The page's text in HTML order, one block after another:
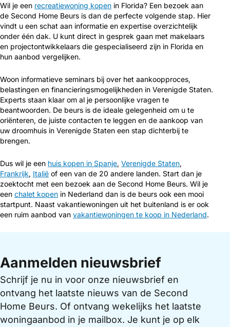
Wil je een recreatiewoning kopen in Florida? Een bezoek aan
de Second Home Beurs is dan de perfecte volgende stap. Hier
vindt u een schat aan informatie en expertise overzichtelijk
onder één dak. U kunt direct in gesprek gaan met makelaars
en projectontwikkelaars die gespecialiseerd zijn in Florida en
hun aanbod vergelijken.
Woon informatieve seminars bij over het aankoopproces,
belastingen en financieringsmogelijkheden in Verenigde Staten.
Experts staan klaar om al je persoonlijke vragen te
beantwoorden. De beurs is de ideale gelegenheid om u te
oriënteren, de juiste contacten te leggen en de aankoop van
uw droomhuis in Verenigde Staten een stap dichterbij te
brengen.
Dus wil je een huis kopen in Spanje, Verenigde Staten,
Frankrijk, Italië of een van de 20 andere landen. Start dan je
zoektocht met een bezoek aan de Second Home Beurs. Wil je
een chalet kopen in Nederland dan is de beurs ook een mooi
startpunt. Naast vakantiewoningen uit het buitenland is er ook
een ruim aanbod van vakantiewoningen te koop in Nederland.
Aanmelden nieuwsbrief
Schrijf je nu in voor onze nieuwsbrief en
ontvang het laatste nieuws van de Second
Home Beurs. Of ontvang wekelijks het laatste
woningaanbod in je mailbox. Je kunt je op elk